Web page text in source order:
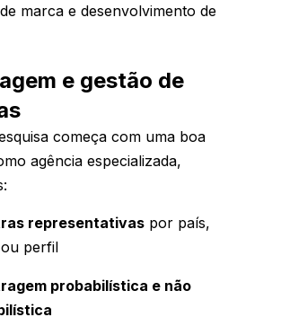
marca e desenvolvimento de
e gestão de
começa com uma boa
agência especializada,
representativas por país,
perfil
probabilística e não